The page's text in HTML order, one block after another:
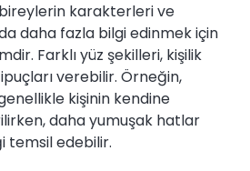
karakterleri ve
daha fazla bilgi edinmek için
Farklı yüz şekilleri, kişilik
verebilir. Örneğin,
kişinin kendine
daha yumuşak hatlar
temsil edebilir.